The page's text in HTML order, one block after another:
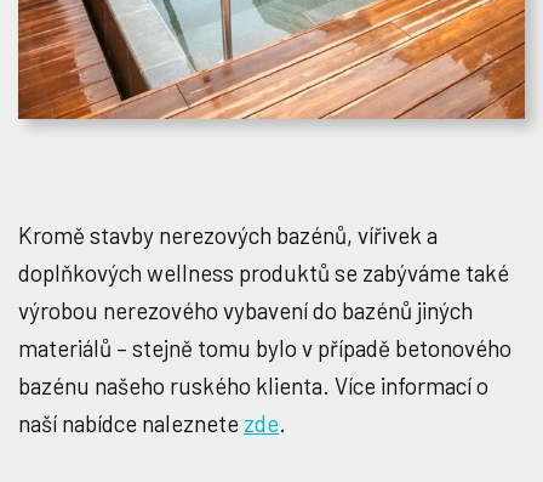
Kromě stavby nerezových bazénů, vířivek a
doplňkových wellness produktů se zabýváme také
výrobou nerezového vybavení do bazénů jiných
materiálů – stejně tomu bylo v případě betonového
bazénu našeho ruského klienta. Více informací o
naší nabídce naleznete zde.